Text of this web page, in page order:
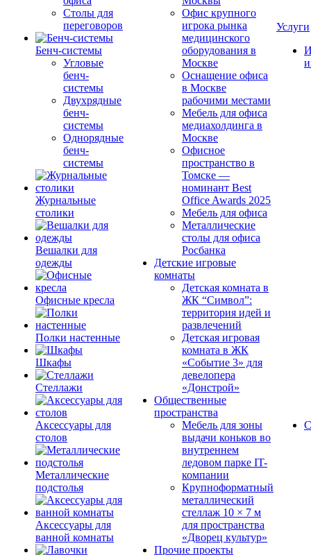
Столы для
переговоров
Бенч-системы
Угловые
бенч-
системы
Двухрядные
бенч-
системы
Однорядные
бенч-
системы
Журнальные
столики
Вешалки для
одежды
Офисные кресла
Полки настенные
Шкафы
Стеллажи
Аксессуары для
столов
Металлические
подстолья
Аксессуары для
ванной комнаты
Офис крупного
игрока рынка
медицинского
оборудования в
Москве
Оснащение офиса
в Москве
рабочими местами
Мебель для офиса
медиахолдинга в
Москве
Офисное
пространство в
Томске —
номинант Best
Office Awards 2025
Мебель для офиса
Металлические
столы для офиса
Росбанка
Детские игровые
комнаты
Детская комната в
ЖК “Символ”:
территория идей и
развлечений
Детская игровая
комната в ЖК
«Событие 3» для
девелопера
«Донстрой»
Общественные
пространства
Мебель для зоны
выдачи коньков во
внутреннем
ледовом парке IT-
компании
Крупноформатный
металлический
стеллаж 10 × 7 м
для пространства
«Дворец культур»
Прочие проекты
Услуги